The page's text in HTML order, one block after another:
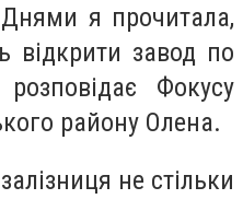
я прочитала,
відкрити завод по
Фокусу
району Олена.
не стільки